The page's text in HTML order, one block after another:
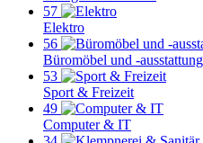
57
Elektro
56
Büromöbel und -ausstattung
53
Sport & Freizeit
49
Computer & IT